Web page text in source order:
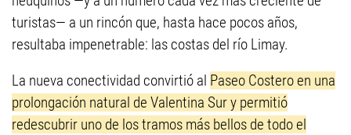
turistas— a un rincón que, hasta hace pocos años,
resultaba impenetrable: las costas del río Limay.
La nueva conectividad convirtió al Paseo Costero en una
prolongación natural de Valentina Sur y permitió
redescubrir uno de los tramos más bellos de todo el